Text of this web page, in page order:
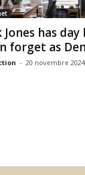
Jones has day
forget as
- 20 novembre 2024